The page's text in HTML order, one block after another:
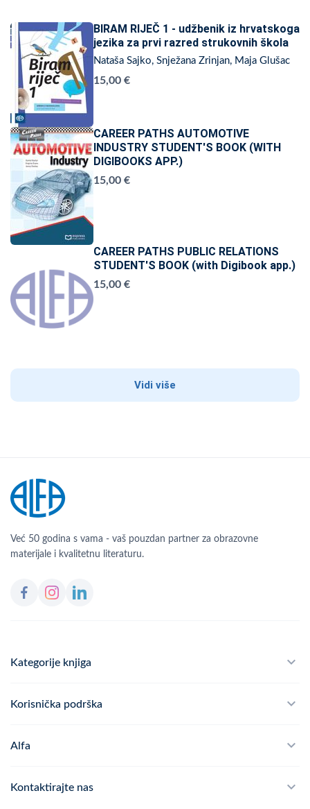
BIRAM RIJEČ 1 - udžbenik iz hrvatskoga
jezika za prvi razred strukovnih škola
Nataša Sajko, Snježana Zrinjan, Maja Glušac
15,00 €
CAREER PATHS AUTOMOTIVE
INDUSTRY STUDENT'S BOOK (WITH
DIGIBOOKS APP.)
15,00 €
CAREER PATHS PUBLIC RELATIONS
STUDENT'S BOOK (with Digibook app.)
15,00 €
Vidi više
Već 50 godina s vama - vaš pouzdan partner za obrazovne
materijale i kvalitetnu literaturu.
Kategorije knjiga
Školski program
Korisnička podrška
Često postavljana pitanja
Alfa
Politika privatnosti
Kontaktirajte nas